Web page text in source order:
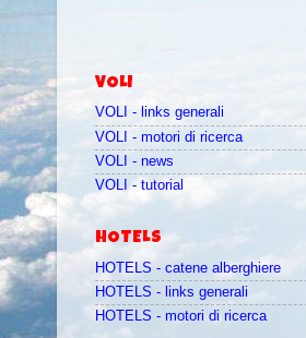
VOLI
VOLI - links generali
VOLI - motori di ricerca
VOLI - news
VOLI - tutorial
HOTELS
HOTELS - catene alberghiere
HOTELS - links generali
HOTELS - motori di ricerca